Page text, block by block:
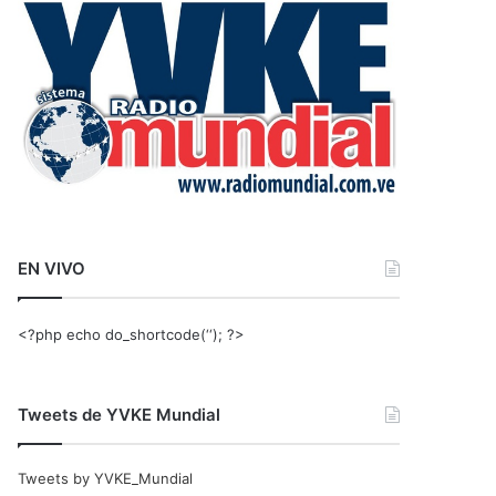
r
EN VIVO
<?php echo do_shortcode(‘‘); ?>
Tweets de YVKE Mundial
Tweets by YVKE_Mundial